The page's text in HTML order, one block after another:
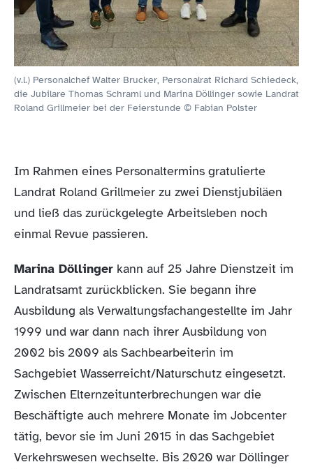
(v.l.) Personalchef Walter Brucker, Personalrat Richard Schiedeck,
die Jubilare Thomas Schraml und Marina Döllinger sowie Landrat
Roland Grillmeier bei der Feierstunde © Fabian Polster
Im Rahmen eines Personaltermins gratulierte
Landrat Roland Grillmeier zu zwei Dienstjubiläen
und ließ das zurückgelegte Arbeitsleben noch
einmal Revue passieren.
Marina Döllinger kann auf 25 Jahre Dienstzeit im
Landratsamt zurückblicken. Sie begann ihre
Ausbildung als Verwaltungsfachangestellte im Jahr
1999 und war dann nach ihrer Ausbildung von
2002 bis 2009 als Sachbearbeiterin im
Sachgebiet Wasserreicht/Naturschutz eingesetzt.
Zwischen Elternzeitunterbrechungen war die
Beschäftigte auch mehrere Monate im Jobcenter
tätig, bevor sie im Juni 2015 in das Sachgebiet
Verkehrswesen wechselte. Bis 2020 war Döllinger